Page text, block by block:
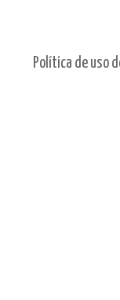
Política de uso